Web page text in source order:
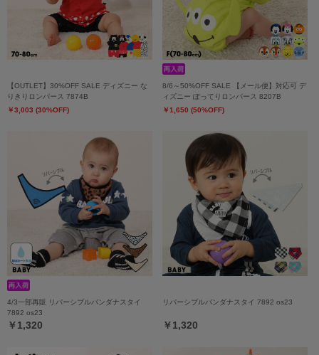
【OUTLET】30%OFF SALE ディズニー な
りきりロンパース 7874B
￥3,003 (30%OFF)
8/6～50%OFF SALE 【メール便】対応可 デ
ィズニー ぽってりロンパース 8207B
￥1,650 (50%OFF)
4/3一部再販 リバーシブルバンダナスタイ
7892 os23
￥1,320
リバーシブルバンダナスタイ 7892 os23
￥1,320